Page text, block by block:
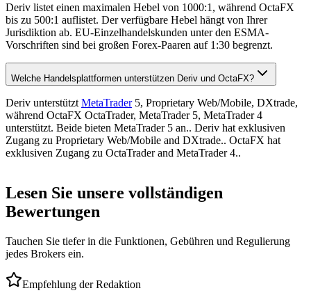
Deriv listet einen maximalen Hebel von 1000:1, während OctaFX
bis zu 500:1 auflistet. Der verfügbare Hebel hängt von Ihrer
Jurisdiktion ab. EU-Einzelhandelskunden unter den ESMA-
Vorschriften sind bei großen Forex-Paaren auf 1:30 begrenzt.
Welche Handelsplattformen unterstützen Deriv und OctaFX?
Deriv unterstützt MetaTrader5, Proprietary Web/Mobile, DXtrade,
während OctaFX OctaTrader, MetaTrader 5, MetaTrader 4
unterstützt. Beide bieten MetaTrader 5 an.. Deriv hat exklusiven
Zugang zu Proprietary Web/Mobile and DXtrade.. OctaFX hat
exklusiven Zugang zu OctaTrader and MetaTrader 4..
Lesen Sie unsere vollständigen
Bewertungen
Tauchen Sie tiefer in die Funktionen, Gebühren und Regulierung
jedes Brokers ein.
Empfehlung der Redaktion